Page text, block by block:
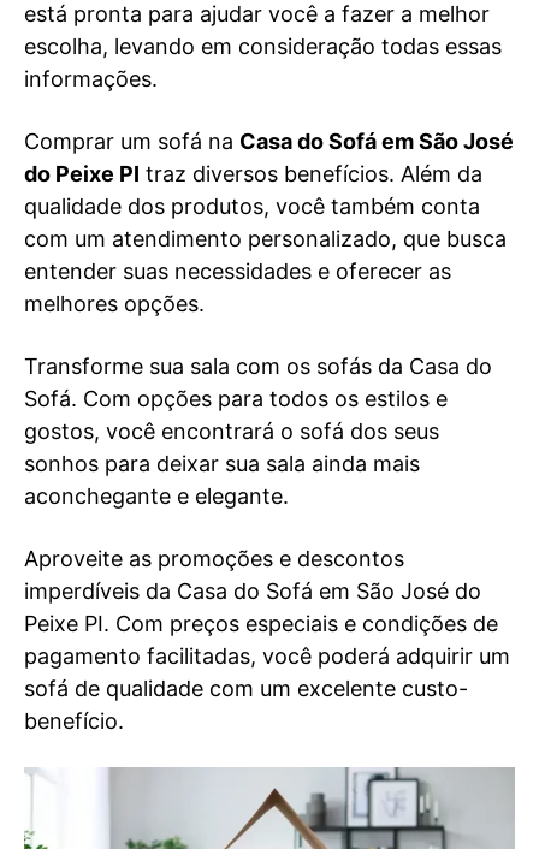
está pronta para ajudar você a fazer a melhor
escolha, levando em consideração todas essas
informações.
Comprar um sofá na Casa do Sofá em São José
do Peixe PI traz diversos benefícios. Além da
qualidade dos produtos, você também conta
com um atendimento personalizado, que busca
entender suas necessidades e oferecer as
melhores opções.
Transforme sua sala com os sofás da Casa do
Sofá. Com opções para todos os estilos e
gostos, você encontrará o sofá dos seus
sonhos para deixar sua sala ainda mais
aconchegante e elegante.
Aproveite as promoções e descontos
imperdíveis da Casa do Sofá em São José do
Peixe PI. Com preços especiais e condições de
pagamento facilitadas, você poderá adquirir um
sofá de qualidade com um excelente custo-
benefício.